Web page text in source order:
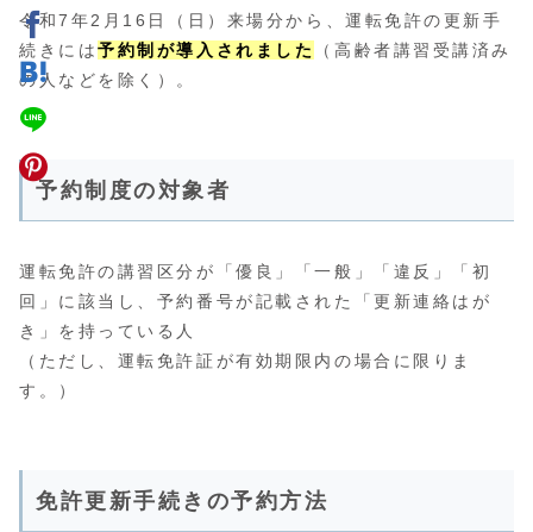
令和7年2月16日（日）来場分から、運転免許の更新手
続きには予約制が導入されました
（高齢者講習受講済み
の人などを除く）。
予約制度の対象者
運転免許の講習区分が「優良」「一般」「違反」「初
回」に該当し、予約番号が記載された「更新連絡はが
き」を持っている人
（ただし、運転免許証が有効期限内の場合に限りま
す。）
免許更新手続きの予約方法